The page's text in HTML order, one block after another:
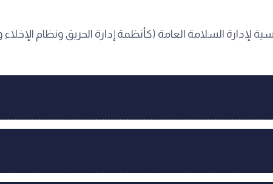
السلامة العامة (كأنظمة إدارة الحريق ونظام الإخلاء